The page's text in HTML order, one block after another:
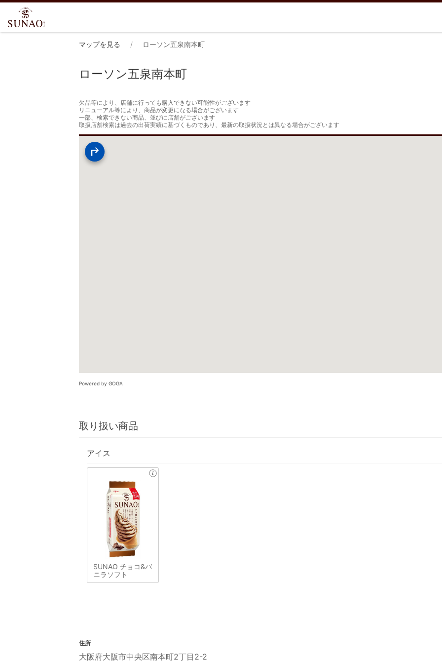
マップを見る ローソン五泉南本町
ローソン五泉南本町
欠品等により、店舗に行っても購入できない可能性がございます
リニューアル等により、商品が変更になる場合がございます
一部、検索できない商品、並びに店舗がございます
取扱店舗検索は過去の出荷実績に基づくものであり、最新の取扱状況とは異なる場合がございます
Powered by GOGA
取り扱い商品
アイス
SUNAO チョコ&バ
ニラソフト
住所
大阪府大阪市中央区南本町2丁目2-2